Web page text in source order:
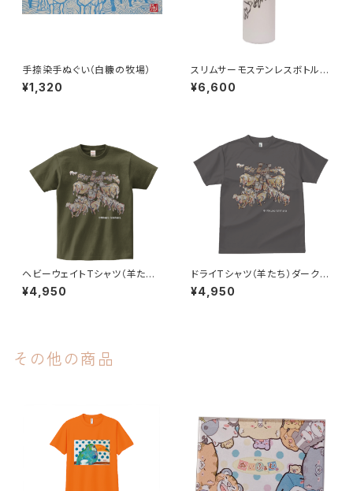
手捺染手ぬぐい（白糠の牧場）
¥1,320
スリムサーモステンレスボトル
（Aim/めざせ）
¥6,600
ヘビーウェイトTシャツ（羊たち）
オリーブ
¥4,950
ドライTシャツ（羊たち）ダークグ
レー
¥4,950
その他の商品